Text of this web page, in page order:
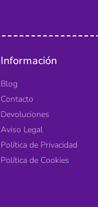
Información
Blog
Contacto
Devoluciones
Aviso Legal
Política de Privacidad
Política de Cookies